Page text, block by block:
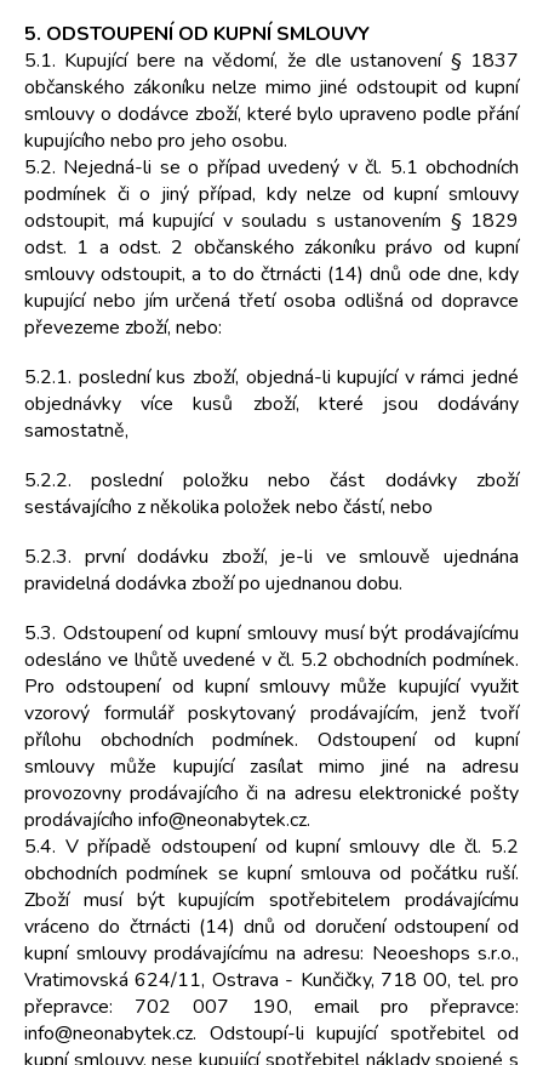
5. ODSTOUPENÍ OD KUPNÍ SMLOUVY
5.1. Kupující bere na vědomí, že dle ustanovení § 1837
občanského zákoníku nelze mimo jiné odstoupit od kupní
smlouvy o dodávce zboží, které bylo upraveno podle přání
kupujícího nebo pro jeho osobu.
5.2. Nejedná-li se o případ uvedený v čl. 5.1 obchodních
podmínek či o jiný případ, kdy nelze od kupní smlouvy
odstoupit, má kupující v souladu s ustanovením § 1829
odst. 1 a odst. 2 občanského zákoníku právo od kupní
smlouvy odstoupit, a to do čtrnácti (14) dnů ode dne, kdy
kupující nebo jím určená třetí osoba odlišná od dopravce
převezeme zboží, nebo:
5.2.1. poslední kus zboží, objedná-li kupující v rámci jedné
objednávky více kusů zboží, které jsou dodávány
samostatně,
5.2.2. poslední položku nebo část dodávky zboží
sestávajícího z několika položek nebo částí, nebo
5.2.3. první dodávku zboží, je-li ve smlouvě ujednána
pravidelná dodávka zboží po ujednanou dobu.
5.3. Odstoupení od kupní smlouvy musí být prodávajícímu
odesláno ve lhůtě uvedené v čl. 5.2 obchodních podmínek.
Pro odstoupení od kupní smlouvy může kupující využit
vzorový formulář poskytovaný prodávajícím, jenž tvoří
přílohu obchodních podmínek. Odstoupení od kupní
smlouvy může kupující zasílat mimo jiné na adresu
provozovny prodávajícího či na adresu elektronické pošty
prodávajícího info@neonabytek.cz.
5.4. V případě odstoupení od kupní smlouvy dle čl. 5.2
obchodních podmínek se kupní smlouva od počátku ruší.
Zboží musí být kupujícím spotřebitelem prodávajícímu
vráceno do čtrnácti (14) dnů od doručení odstoupení od
kupní smlouvy prodávajícímu na adresu: Neoeshops s.r.o.,
Vratimovská 624/11, Ostrava - Kunčičky, 718 00, tel. pro
přepravce: 702 007 190, email pro přepravce:
info@neonabytek.cz. Odstoupí-li kupující spotřebitel od